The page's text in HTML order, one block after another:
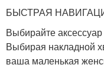
БЫСТРАЯ
Выбирайте
Выбирая накладной
ваша маленькая